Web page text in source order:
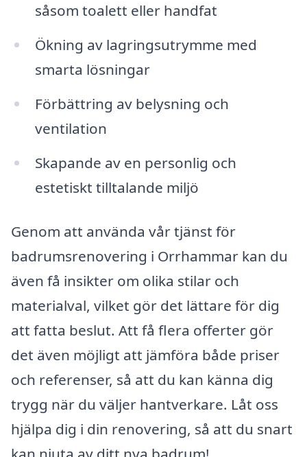
såsom toalett eller handfat
Ökning av lagringsutrymme med
smarta lösningar
Förbättring av belysning och
ventilation
Skapande av en personlig och
estetiskt tilltalande miljö
Genom att använda vår tjänst för
badrumsrenovering i Orrhammar kan du
även få insikter om olika stilar och
materialval, vilket gör det lättare för dig
att fatta beslut. Att få flera offerter gör
det även möjligt att jämföra både priser
och referenser, så att du kan känna dig
trygg när du väljer hantverkare. Låt oss
hjälpa dig i din renovering, så att du snart